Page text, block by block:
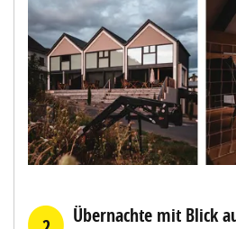
Übernachte mit Blick